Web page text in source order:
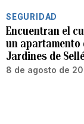
SEGURIDAD
Encuentran el
un
Jardines de
8 de agosto de